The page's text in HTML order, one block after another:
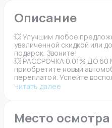
Описание
💥 Улучшим любое
увеличенной скидкой или
подарок. Звоните!
💥 РАССРОЧКА 0.01% ДО 60
приобретите новый
переплатой. Успейте
Читать далее
Место осмотра